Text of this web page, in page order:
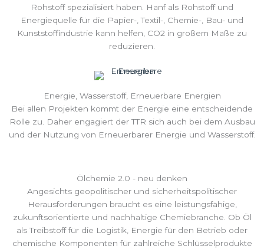
Rohstoff spezialisiert haben. Hanf als Rohstoff und
Energiequelle für die Papier-, Textil-, Chemie-, Bau- und
Kunststoffindustrie kann helfen, CO2 in großem Maße zu
reduzieren.
Energie, Wasserstoff, Erneuerbare Energien
Bei allen Projekten kommt der Energie eine entscheidende
Rolle zu. Daher engagiert der TTR sich auch bei dem Ausbau
und der Nutzung von Erneuerbarer Energie und Wasserstoff.
Ölchemie 2.0 - neu denken
Angesichts geopolitischer und sicherheitspolitischer
Herausforderungen braucht es eine leistungsfähige,
zukunftsorientierte und nachhaltige Chemiebranche. Ob Öl
als Treibstoff für die Logistik, Energie für den Betrieb oder
chemische Komponenten für zahlreiche Schlüsselprodukte